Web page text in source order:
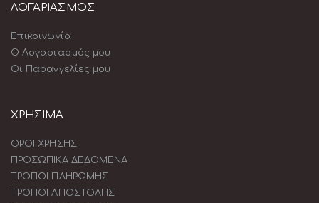
ΛΟΓΑΡΙΑΣΜΟΣ
Επικοινωνία
Ο Λογαριασμός μου
Οι Παραγγελίες μου
ΧΡΗΣΙΜΑ
ΟΡΟΙ ΧΡΗΣΗΣ
ΠΡΟΣΩΠΙΚΑ ΔΕΔΟΜΕΝΑ
ΤΡΟΠΟΙ ΠΛΗΡΩΜΗΣ
ΤΡΟΠΟΙ ΑΠΟΣΤΟΛΗΣ